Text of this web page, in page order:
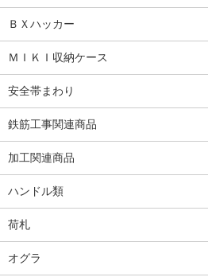
ＢＸハッカー
ＭＩＫＩ収納ケース
安全帯まわり
鉄筋工事関連商品
加工関連商品
ハンドル類
荷札
オグラ